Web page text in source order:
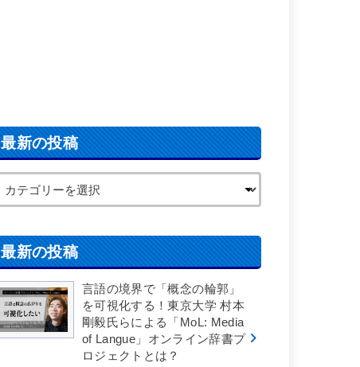
最新の投稿
最新の投稿
言語の境界で「概念の輪郭」
を可視化する！東京大学 村本
剛毅氏らによる「MoL: Media
of Langue」オンライン辞書プ
ロジェクトとは？